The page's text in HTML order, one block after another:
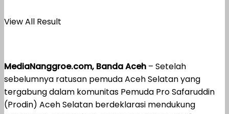
View All Result
MediaNanggroe.com, Banda Aceh – Setelah
sebelumnya ratusan pemuda Aceh Selatan yang
tergabung dalam komunitas Pemuda Pro Safaruddin
(Prodin) Aceh Selatan berdeklarasi mendukung